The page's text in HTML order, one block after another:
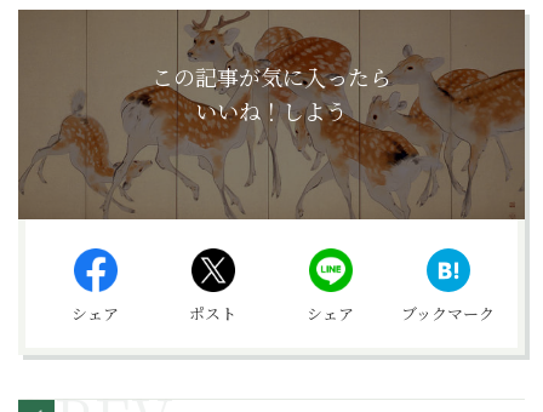
この記事が気に入ったら
いいね！しよう
シェア ポスト シェア ブックマーク